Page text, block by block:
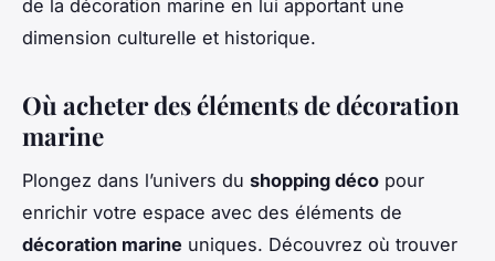
de la décoration marine en lui apportant une
dimension culturelle et historique.
Où acheter des éléments de décoration
marine
Plongez dans l’univers du shopping déco pour
enrichir votre espace avec des éléments de
décoration marine uniques. Découvrez où trouver